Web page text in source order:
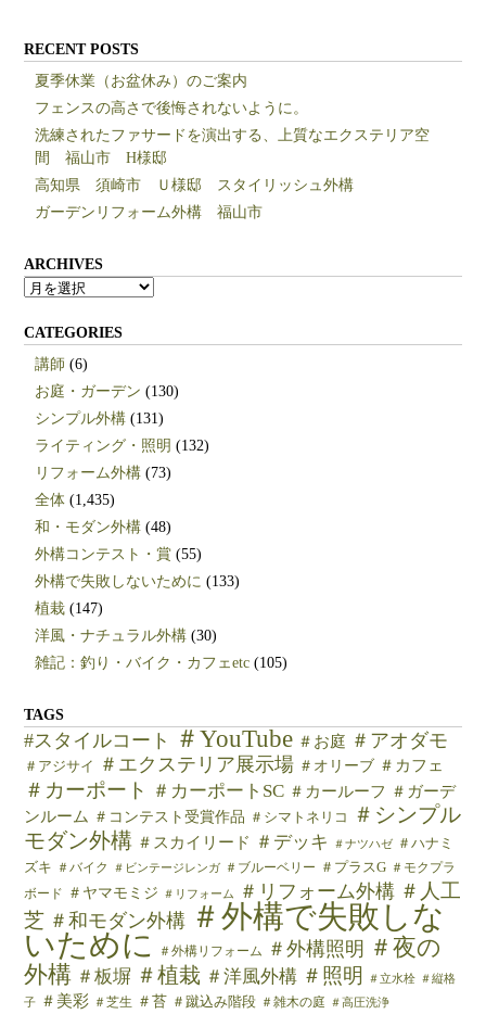
RECENT POSTS
夏季休業（お盆休み）のご案内
フェンスの高さで後悔されないように。
洗練されたファサードを演出する、上質なエクステリア空
間 福山市 H様邸
高知県 須崎市 Ｕ様邸 スタイリッシュ外構
ガーデンリフォーム外構 福山市
ARCHIVES
ARCHIVES
CATEGORIES
講師 (6)
お庭・ガーデン (130)
シンプル外構 (131)
ライティング・照明 (132)
リフォーム外構 (73)
全体 (1,435)
和・モダン外構 (48)
外構コンテスト・賞 (55)
外構で失敗しないために (133)
植栽 (147)
洋風・ナチュラル外構 (30)
雑記：釣り・バイク・カフェetc (105)
TAGS
#スタイルコート ＃YouTube ＃お庭 ＃アオダモ
＃アジサイ ＃エクステリア展示場 ＃オリーブ ＃カフェ
＃カーポート ＃カーポートSC ＃カールーフ ＃ガーデ
ンルーム ＃コンテスト受賞作品 ＃シマトネリコ
＃シンプル
モダン外構 ＃スカイリード ＃デッキ ＃ナツハゼ
＃ハナミ
ズキ ＃バイク ＃ビンテージレンガ ＃ブルーベリー ＃プラスG ＃モクプラ
ボード ＃ヤマモミジ ＃リフォーム ＃リフォーム外構 ＃人工
芝 ＃和モダン外構 ＃外構で失敗しな
いために
＃外構リフォーム ＃外構照明 ＃夜の
外構 ＃板塀 ＃植栽 ＃洋風外構 ＃照明 ＃立水栓 ＃縦格
子
＃美彩 ＃芝生 ＃苔 ＃蹴込み階段 ＃雑木の庭 ＃高圧洗浄